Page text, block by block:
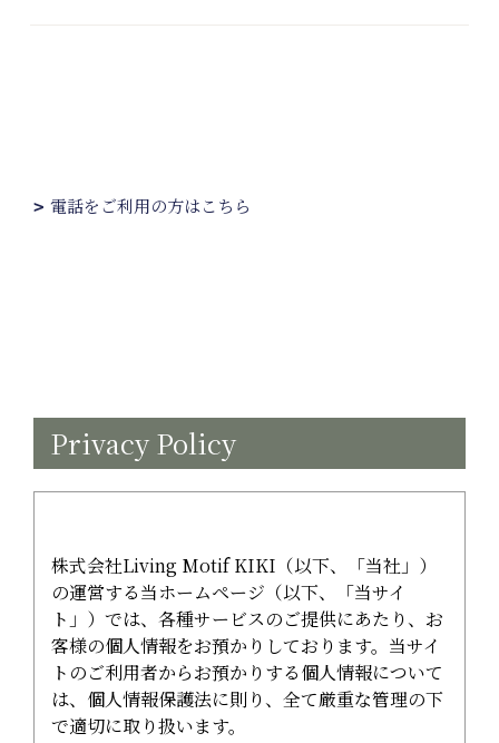
電話をご利用の方はこちら
Privacy Policy
株式会社Living Motif KIKI（以下、「当社」）
の運営する当ホームページ（以下、「当サイ
ト」）では、各種サービスのご提供にあたり、お
客様の個人情報をお預かりしております。当サイ
トのご利用者からお預かりする個人情報について
は、個人情報保護法に則り、全て厳重な管理の下
で適切に取り扱います。